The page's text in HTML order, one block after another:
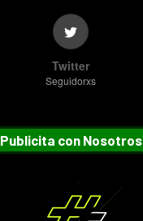
Twitter
Seguidorxs
Publicita con Nosotros